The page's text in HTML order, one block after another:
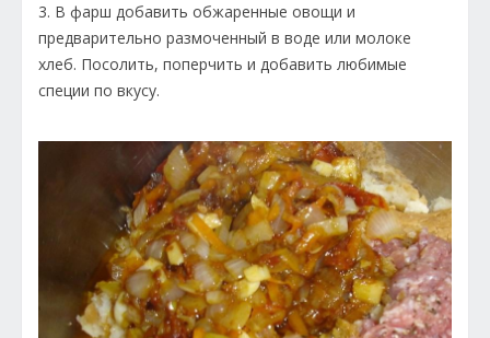
3. В фарш добавить обжаренные овощи и
предварительно размоченный в воде или молоке
хлеб. Посолить, поперчить и добавить любимые
специи по вкусу.